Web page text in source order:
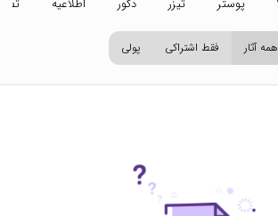
پوستر تیزر دکور اطلاعیه
همه آثار فقط اشتراکی پولی